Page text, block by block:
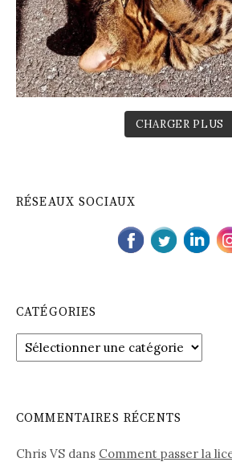
CHARGER PLUS
RÉSEAUX SOCIAUX
CATÉGORIES
a
g
r
COMMENTAIRES RÉCENTS
Chris VS dans Comment passer la